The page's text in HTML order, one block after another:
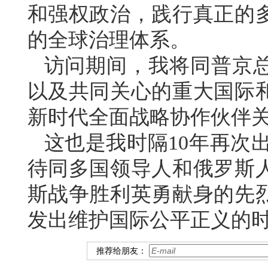
和强权政治，践行真正的
的全球治理体系。
访问期间，我将同普京
以及共同关心的重大国际
新时代全面战略协作伙伴
这也是我时隔10年再次
待同多国领导人和俄罗斯
斯战争胜利英勇献身的先
发出维护国际公平正义的
推荐给朋友：